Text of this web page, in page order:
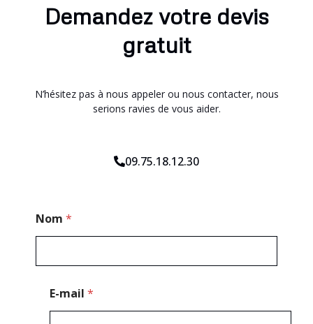
Demandez votre devis
gratuit
N’hésitez pas à nous appeler ou nous contacter, nous
serions ravies de vous aider.
09.75.18.12.30
o
m
Nom *
E-mail *